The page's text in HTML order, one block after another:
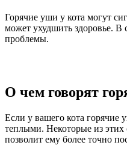
Горячие уши у кота могут
может ухудшить здоровье. В
проблемы.
О чем говорят
Если у вашего кота горячие
теплыми. Некоторые из
позволит ему более точно